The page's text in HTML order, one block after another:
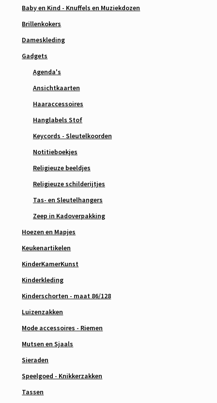
Baby en Kind - Knuffels en Muziekdozen
Brillenkokers
Dameskleding
Gadgets
Agenda's
Ansichtkaarten
Haaraccessoires
Hanglabels Stof
Keycords - Sleutelkoorden
Notitieboekjes
Religieuze beeldjes
Religieuze schilderijtjes
Tas- en Sleutelhangers
Zeep in Kadoverpakking
Hoezen en Mapjes
Keukenartikelen
KinderKamerKunst
Kinderkleding
Kinderschorten - maat 86/128
Luizenzakken
Mode accessoires - Riemen
Mutsen en Sjaals
Sieraden
Speelgoed - Knikkerzakken
Tassen